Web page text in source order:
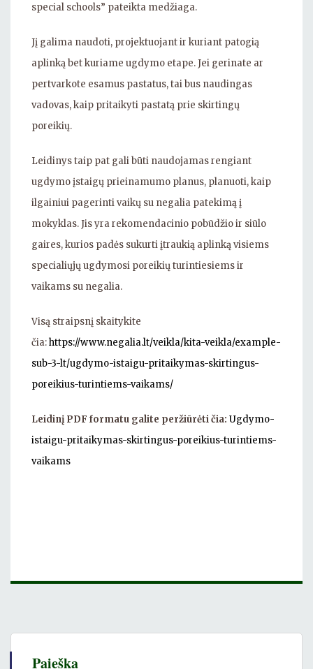
special schools” pateikta medžiaga.
Jį galima naudoti, projektuojant ir kuriant patogią
aplinką bet kuriame ugdymo etape. Jei gerinate ar
pertvarkote esamus pastatus, tai bus naudingas
vadovas, kaip pritaikyti pastatą prie skirtingų
poreikių.
Leidinys taip pat gali būti naudojamas rengiant
ugdymo įstaigų prieinamumo planus, planuoti, kaip
ilgainiui pagerinti vaikų su negalia patekimą į
mokyklas. Jis yra rekomendacinio pobūdžio ir siūlo
gaires, kurios padės sukurti įtraukią aplinką visiems
specialiųjų ugdymosi poreikių turintiesiems ir
vaikams su negalia.
Visą straipsnį skaitykite
čia:https://www.negalia.lt/veikla/kita-veikla/example-
sub-3-lt/ugdymo-istaigu-pritaikymas-skirtingus-
poreikius-turintiems-vaikams/
Leidinį PDF formatu galite peržiūrėti čia: Ugdymo-
istaigu-pritaikymas-skirtingus-poreikius-turintiems-
vaikams
Paieška